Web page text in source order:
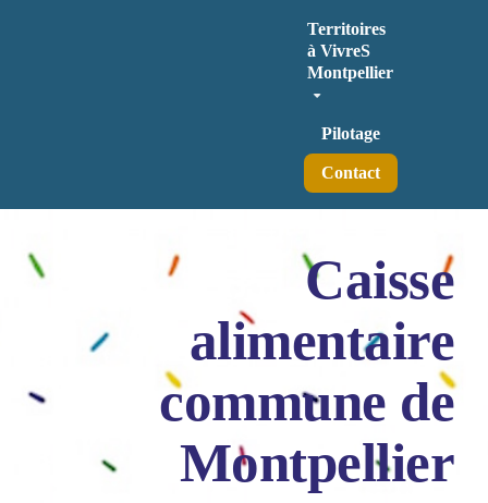
Territoires
à VivreS
Montpellier
Pilotage
Contact
Caisse
alimentaire
commune de
Montpellier